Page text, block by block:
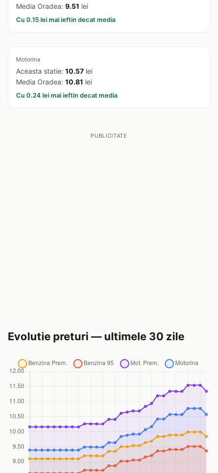
Media Oradea: 9.51 lei
Cu 0.15 lei mai ieftin decat media
Motorina
Aceasta statie: 10.57 lei
Media Oradea: 10.81 lei
Cu 0.24 lei mai ieftin decat media
PUBLICITATE
Evolutie preturi — ultimele 30 zile